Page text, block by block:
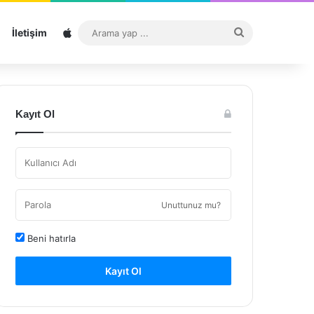
İletişim Sitemap
...
Kayıt Ol
Unuttunuz mu?
Beni hatırla
Kayıt Ol